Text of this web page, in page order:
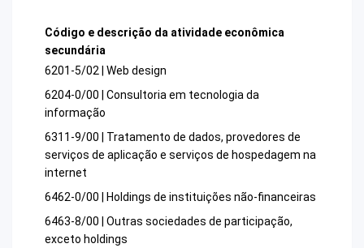
Código e descrição da atividade econômica
secundária
6201-5/02 | Web design
6204-0/00 | Consultoria em tecnologia da
informação
6311-9/00 | Tratamento de dados, provedores de
serviços de aplicação e serviços de hospedagem na
internet
6462-0/00 | Holdings de instituições não-financeiras
6463-8/00 | Outras sociedades de participação,
exceto holdings